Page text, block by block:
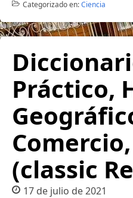
Categorizado en:Ciencia
Práctico,
(classic
17 de julio de 2021